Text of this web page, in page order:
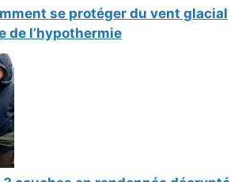
se protéger du vent glacial
de l’hypothermie